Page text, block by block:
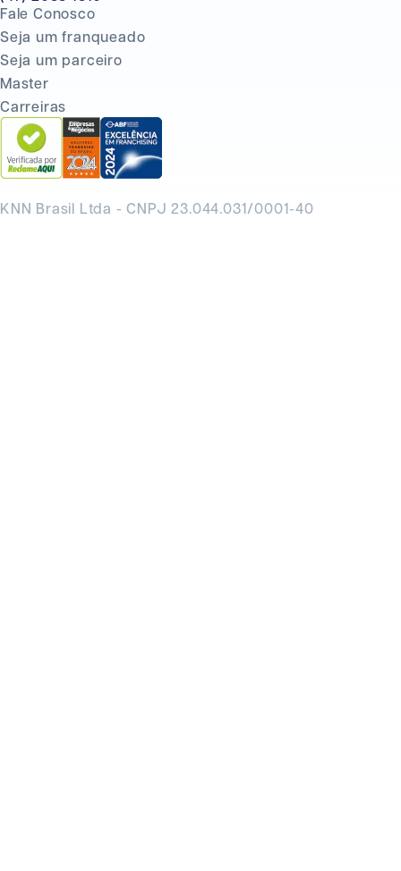
KNN Brasil Ltda - CNPJ 23.044.031/0001-40
Fale Conosco
Seja um franqueado
Seja um parceiro
Master
Carreiras